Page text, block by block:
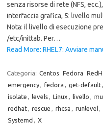
senza risorse di rete (NFS,
interfaccia grafica, 5: livello
Nota: il livello di esecuzione
/etc/inittab. Per…
Read More: RHEL7: Avviare
Categoria: Centos Fedora
emergency, fedora , get-default,
isolate , levels , Linux , livello ,
redhat, rescue , rhcsa , runlevel,
Systemd , X